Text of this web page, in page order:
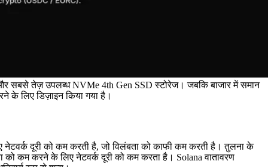
और सबसे तेज़ उपलब्ध NVMe 4th Gen SSD स्टोरेज। जबकि बाजार में समान
के लिए डिज़ाइन किया गया है।
दूरी को कम करती है, जो विलंबता को काफी कम करती है। तुलना के
को कम करने के लिए नेटवर्क दूरी को कम करता है। Solana वातावरण